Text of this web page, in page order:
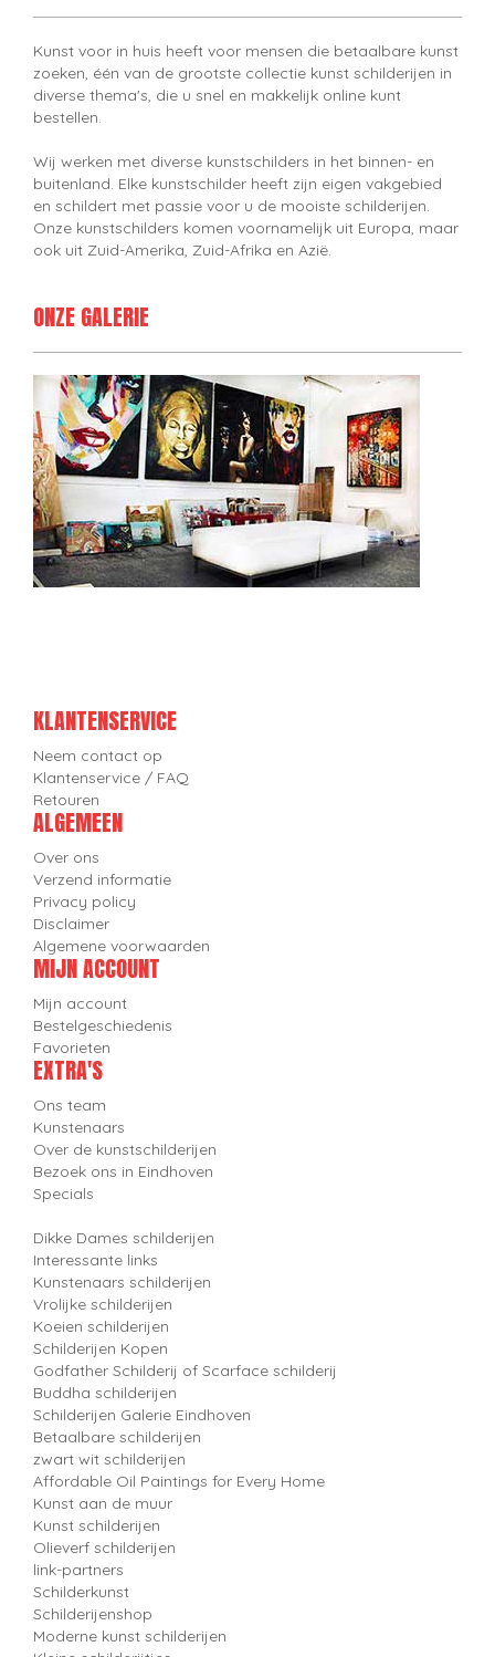
Kunst voor in huis heeft voor mensen die betaalbare kunst
zoeken, één van de grootste collectie kunst schilderijen in
diverse thema's, die u snel en makkelijk online kunt
bestellen.
Wij werken met diverse kunstschilders in het binnen- en
buitenland. Elke kunstschilder heeft zijn eigen vakgebied
en schildert met passie voor u de mooiste schilderijen.
Onze kunstschilders komen voornamelijk uit Europa, maar
ook uit Zuid-Amerika, Zuid-Afrika en Azië.
ONZE GALERIE
KLANTENSERVICE
Neem contact op
Klantenservice / FAQ
Retouren
ALGEMEEN
Over ons
Verzend informatie
Privacy policy
Disclaimer
Algemene voorwaarden
MIJN ACCOUNT
Mijn account
Bestelgeschiedenis
Favorieten
EXTRA'S
Ons team
Kunstenaars
Over de kunstschilderijen
Bezoek ons in Eindhoven
Specials
Dikke Dames schilderijen
Interessante links
Kunstenaars schilderijen
Vrolijke schilderijen
Koeien schilderijen
Schilderijen Kopen
Godfather Schilderij of Scarface schilderij
Buddha schilderijen
Schilderijen Galerie Eindhoven
Betaalbare schilderijen
zwart wit schilderijen
Affordable Oil Paintings for Every Home
Kunst aan de muur
Kunst schilderijen
Olieverf schilderijen
link-partners
Schilderkunst
Schilderijenshop
Moderne kunst schilderijen